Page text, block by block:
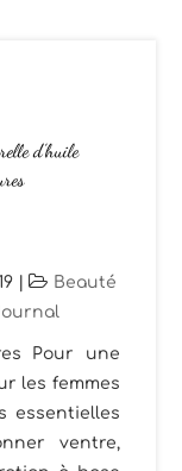
d’huile
|
Beauté
Pour une
les femmes
essentielles
ventre,